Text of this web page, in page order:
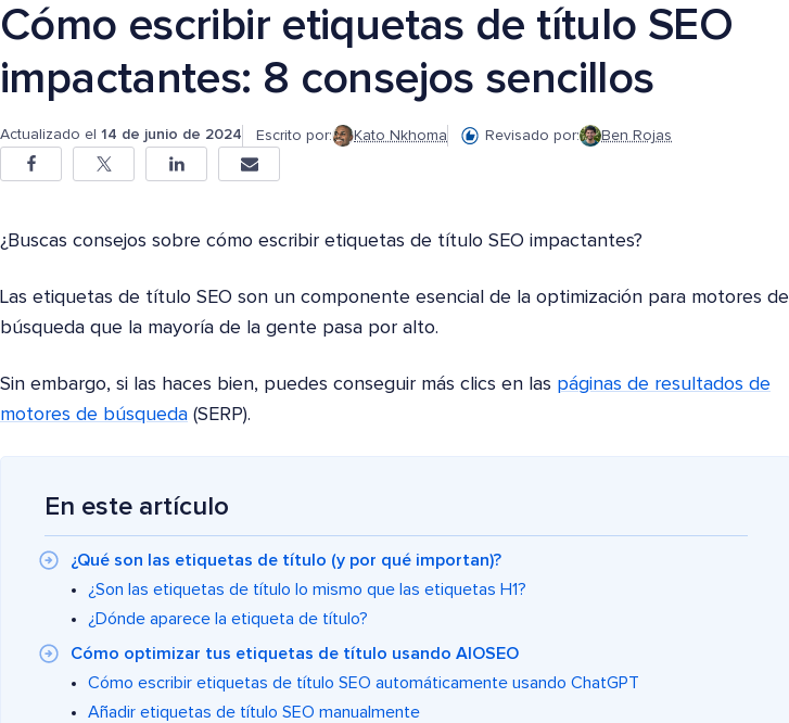
Cómo escribir etiquetas de título SEO
impactantes: 8 consejos sencillos
Actualizado el 14 de junio de 2024 Escrito por: Kato Nkhoma Revisado por: Ben Rojas
¿Buscas consejos sobre cómo escribir etiquetas de título SEO impactantes?
Las etiquetas de título SEO son un componente esencial de la optimización para motores de
búsqueda que la mayoría de la gente pasa por alto.
Sin embargo, si las haces bien, puedes conseguir más clics en las páginas de resultados de
motores de búsqueda (SERP).
En este artículo
¿Qué son las etiquetas de título (y por qué importan)?
¿Son las etiquetas de título lo mismo que las etiquetas H1?
¿Dónde aparece la etiqueta de título?
Cómo optimizar tus etiquetas de título usando AIOSEO
Cómo escribir etiquetas de título SEO automáticamente usando ChatGPT
Añadir etiquetas de título SEO manualmente